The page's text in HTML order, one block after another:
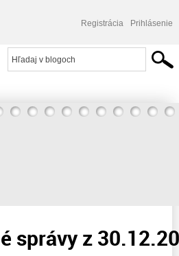
Registrácia Prihlásenie
dobre sa pýtam, sú to diletanti v LOZ a v
správy z